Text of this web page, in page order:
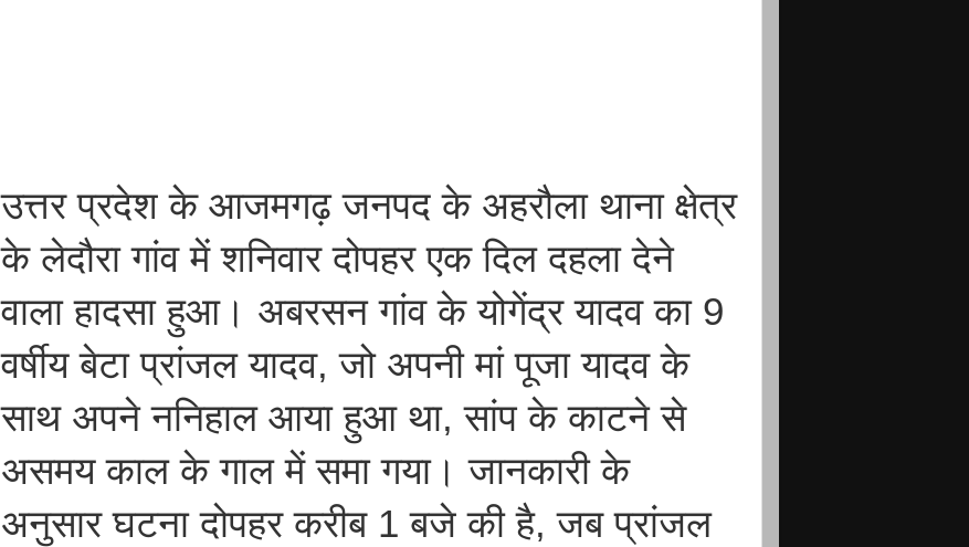
उत्तर प्रदेश के आजमगढ़ जनपद के अहरौला थाना क्षेत्र
के लेदौरा गांव में शनिवार दोपहर एक दिल दहला देने
वाला हादसा हुआ। अबरसन गांव के योगेंद्र यादव का 9
वर्षीय बेटा प्रांजल यादव, जो अपनी मां पूजा यादव के
साथ अपने ननिहाल आया हुआ था, सांप के काटने से
असमय काल के गाल में समा गया। जानकारी के
अनुसार घटना दोपहर करीब 1 बजे की है, जब प्रांजल